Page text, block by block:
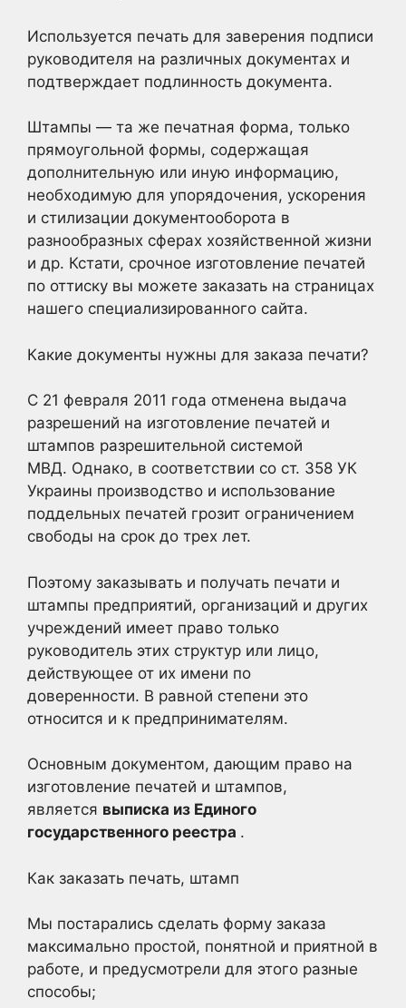
Используется печать для заверения подписи
руководителя на различных документах и
подтверждает подлинность документа.
Штампы — та же печатная форма, только
прямоугольной формы, содержащая
дополнительную или иную информацию,
необходимую для упорядочения, ускорения
и стилизации документооборота в
разнообразных сферах хозяйственной жизни
и др. Кстати, срочное изготовление печатей
по оттиску вы можете заказать на страницах
нашего специализированного сайта.
Какие документы нужны для заказа печати?
С 21 февраля 2011 года отменена выдача
разрешений на изготовление печатей и
штампов разрешительной системой
МВД. Однако, в соответствии со ст. 358 УК
Украины производство и использование
поддельных печатей грозит ограничением
свободы на срок до трех лет.
Поэтому заказывать и получать печати и
штампы предприятий, организаций и других
учреждений имеет право только
руководитель этих структур или лицо,
действующее от их имени по
доверенности. В равной степени это
относится и к предпринимателям.
Основным документом, дающим право на
изготовление печатей и штампов,
является выписка из Единого
государственного реестра .
Как заказать печать, штамп
Мы постарались сделать форму заказа
максимально простой, понятной и приятной в
работе, и предусмотрели для этого разные
способы;